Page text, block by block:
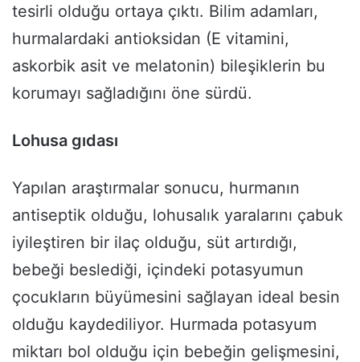
tesirli olduğu ortaya çıktı. Bilim adamları,
hurmalardaki antioksidan (E vitamini,
askorbik asit ve melatonin) bileşiklerin bu
korumayı sağladığını öne sürdü.
Lohusa gıdası
Yapılan araştırmalar sonucu, hurmanın
antiseptik olduğu, lohusalık yaralarını çabuk
iyileştiren bir ilaç olduğu, süt artırdığı,
bebeği beslediği, içindeki potasyumun
çocukların büyümesini sağlayan ideal besin
olduğu kaydediliyor. Hurmada potasyum
miktarı bol olduğu için bebeğin gelişmesini,